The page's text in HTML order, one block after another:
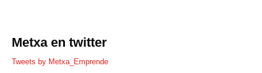
Metxa en twitter
Tweets by Metxa_Emprende